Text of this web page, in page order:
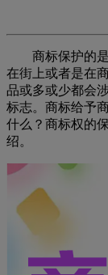
商标保护的是
在街上或者是在
品或多或少都会
标志。商标给予
什么？商标权的
绍。